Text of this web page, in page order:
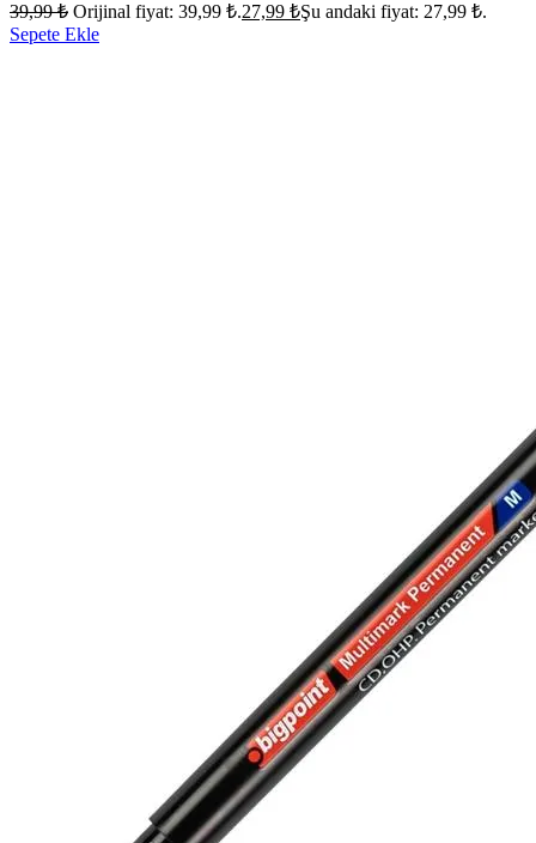
39,99₺ Orijinal fiyat: 39,99 ₺.27,99 ₺Şu andaki fiyat: 27,99 ₺.
Sepete Ekle